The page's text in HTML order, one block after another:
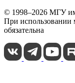
© 1998–2026 МГУ
При использовании
обязательна